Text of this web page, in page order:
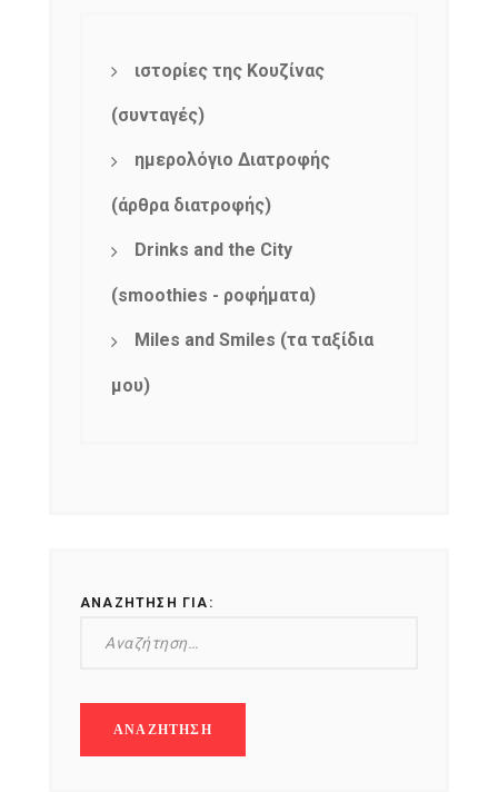
ιστορίες της Κουζίνας
(συνταγές)
ημερολόγιο Διατροφής
(άρθρα διατροφής)
Drinks and the City
(smoothies - ροφήματα)
Miles and Smiles (τα ταξίδια
μου)
ΑΝΑΖΉΤΗΣΗ ΓΙΑ: